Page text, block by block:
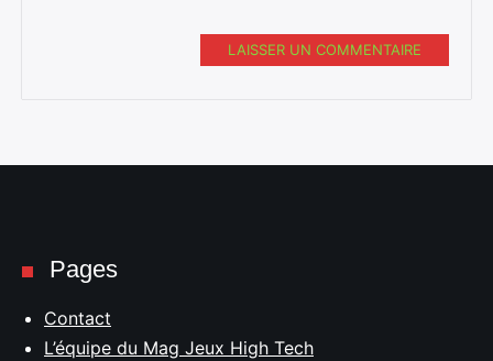
LAISSER UN COMMENTAIRE
Pages
Contact
L’équipe du Mag Jeux High Tech